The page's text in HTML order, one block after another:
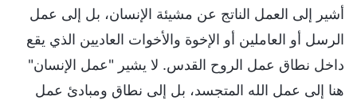
أشير إلى العمل الناتج عن مشيئة الإنسان، بل إلى عمل
الرسل أو العاملين أو الإخوة والأخوات العاديين الذي يقع
داخل نطاق عمل الروح القدس. لا يشير "عمل الإنسان"
هنا إلى عمل الله المتجسد، بل إلى نطاق ومبادئ عمل